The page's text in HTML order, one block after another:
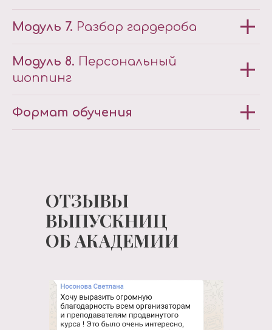
Модуль 7. Разбор гардероба
Модуль 8. Персональный
шоппинг
Формат обучения
ОТЗЫВЫ
ВЫПУСКНИЦ
ОБ АКАДЕМИИ